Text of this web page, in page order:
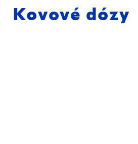
Kovové dózy